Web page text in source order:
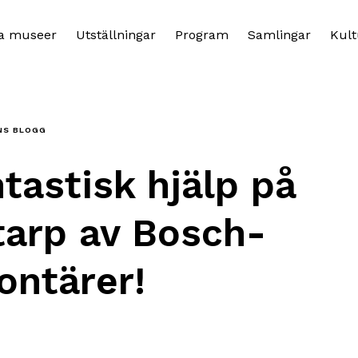
museer Utställningar Program Samlingar
BLOGG
hjälp på
av Bosch-